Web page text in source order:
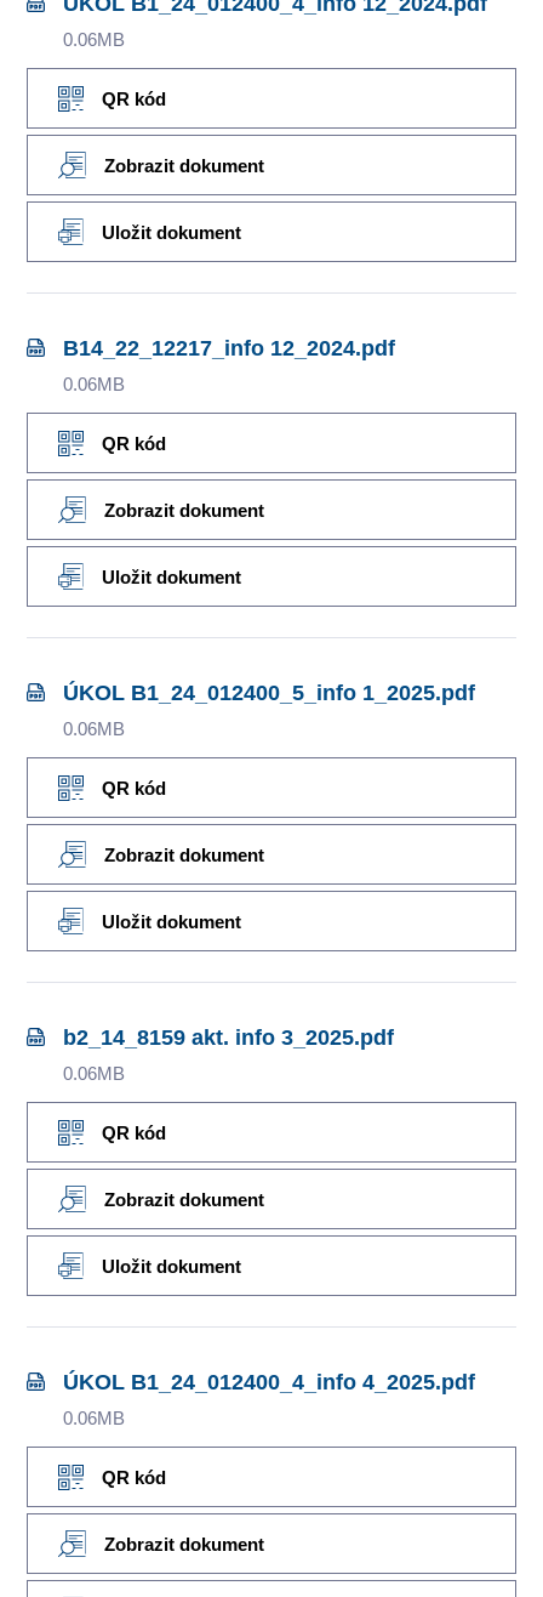
0.06MB
QR kód
Zobrazit dokument
Uložit dokument
B14_22_12217_info 12_2024.pdf
0.06MB
QR kód
Zobrazit dokument
Uložit dokument
ÚKOL B1_24_012400_5_info 1_2025.pdf
0.06MB
QR kód
Zobrazit dokument
Uložit dokument
b2_14_8159 akt. info 3_2025.pdf
0.06MB
QR kód
Zobrazit dokument
Uložit dokument
ÚKOL B1_24_012400_4_info 4_2025.pdf
0.06MB
QR kód
Zobrazit dokument